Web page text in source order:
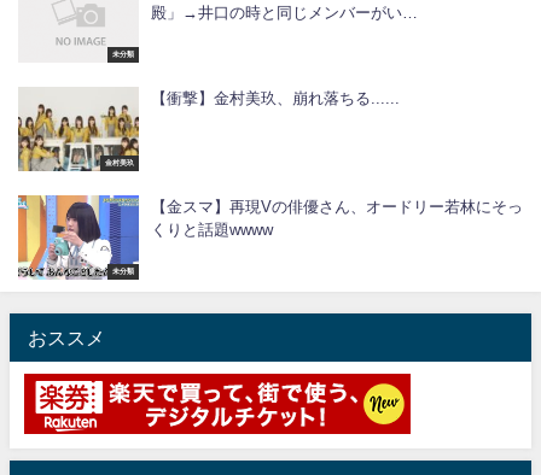
未分類
殿」→井口の時と同じメンバーがい…
金村美玖
【衝撃】金村美玖、崩れ落ちる......
未分類
【金スマ】再現Vの俳優さん、オードリー若林にそっ
くりと話題wwww
おススメ